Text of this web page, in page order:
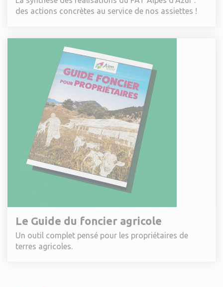
des actions concrètes au service de nos assiettes !
Le Guide du foncier agricole
Un outil complet pensé pour les propriétaires de
terres agricoles.